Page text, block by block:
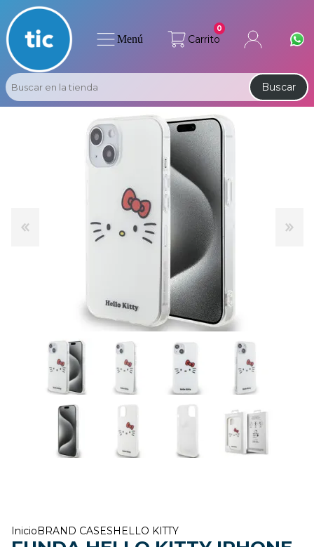
Carrito
0
Buscar
Menú
Inicio BRAND CASES HELLO KITTY